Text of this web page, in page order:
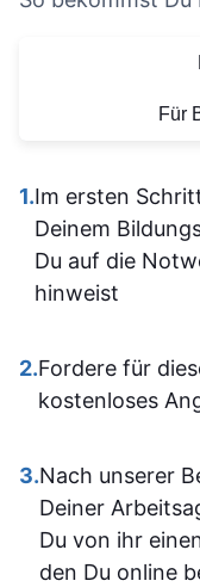
Für
1.Im ersten
Deinem
Du auf die
hinweist
2.Fordere für
kostenloses
3.Nach unserer
Deiner
Du von ihr
den Du online